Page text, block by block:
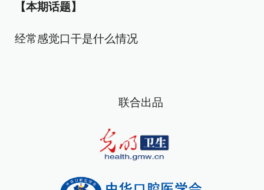
【本期话题】
经常感觉口干是什么情况
联合出品